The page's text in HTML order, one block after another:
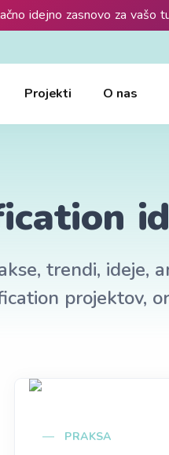
idejno zasnovo za vašo
Projekti O nas
trendi, ideje,
projektov,
PRAKSA